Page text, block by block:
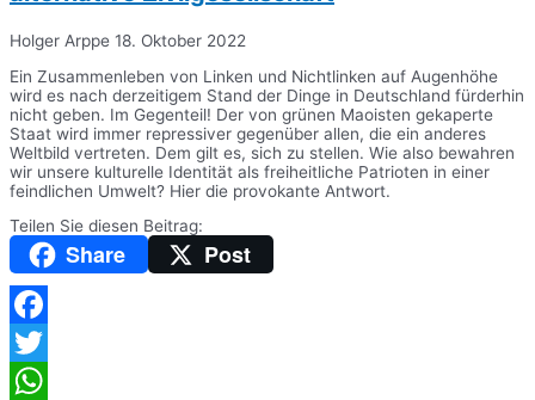
Holger Arppe 18. Oktober 2022
Ein Zusammenleben von Linken und Nichtlinken auf Augenhöhe
wird es nach derzeitigem Stand der Dinge in Deutschland fürderhin
nicht geben. Im Gegenteil! Der von grünen Maoisten gekaperte
Staat wird immer repressiver gegenüber allen, die ein anderes
Weltbild vertreten. Dem gilt es, sich zu stellen. Wie also bewahren
wir unsere kulturelle Identität als freiheitliche Patrioten in einer
feindlichen Umwelt? Hier die provokante Antwort.
Teilen Sie diesen Beitrag:
Share Post
Facebook
Twitter